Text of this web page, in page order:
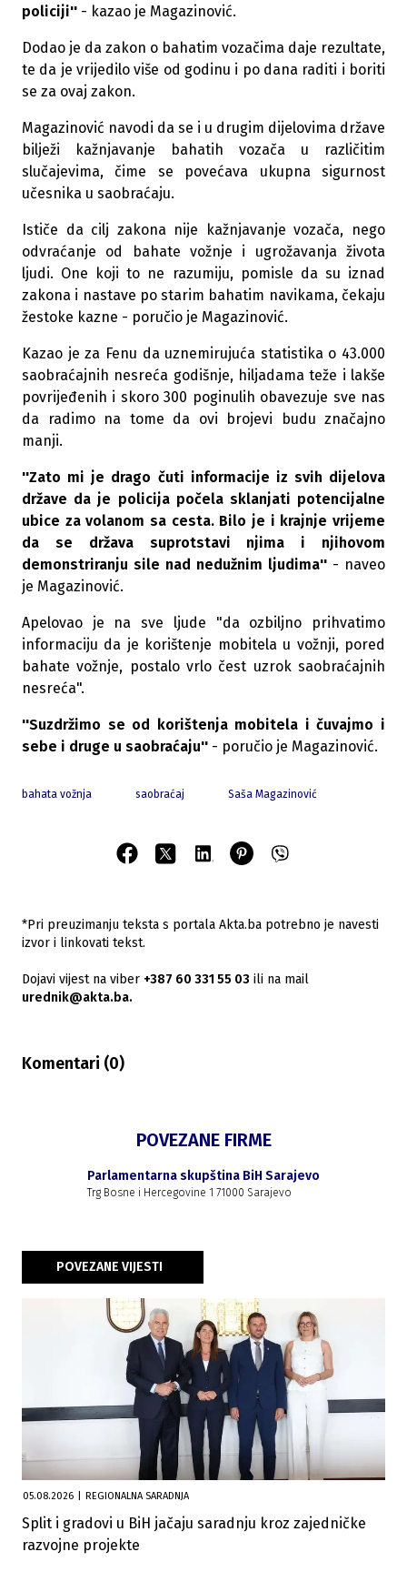
policiji'' - kazao je Magazinović.
Dodao je da zakon o bahatim vozačima daje rezultate,
te da je vrijedilo više od godinu i po dana raditi i boriti
se za ovaj zakon.
Magazinović navodi da se i u drugim dijelovima države
bilježi kažnjavanje bahatih vozača u različitim
slučajevima, čime se povećava ukupna sigurnost
učesnika u saobraćaju.
Ističe da cilj zakona nije kažnjavanje vozača, nego
odvraćanje od bahate vožnje i ugrožavanja života
ljudi. One koji to ne razumiju, pomisle da su iznad
zakona i nastave po starim bahatim navikama, čekaju
žestoke kazne - poručio je Magazinović.
Kazao je za Fenu da uznemirujuća statistika o 43.000
saobraćajnih nesreća godišnje, hiljadama teže i lakše
povrijeđenih i skoro 300 poginulih obavezuje sve nas
da radimo na tome da ovi brojevi budu značajno
manji.
''Zato mi je drago čuti informacije iz svih dijelova
države da je policija počela sklanjati potencijalne
ubice za volanom sa cesta. Bilo je i krajnje vrijeme
da se država suprotstavi njima i njihovom
demonstriranju sile nad nedužnim ljudima'' - naveo
je Magazinović.
Apelovao je na sve ljude "da ozbiljno prihvatimo
informaciju da je korištenje mobitela u vožnji, pored
bahate vožnje, postalo vrlo čest uzrok saobraćajnih
nesreća".
''Suzdržimo se od korištenja mobitela i čuvajmo i
sebe i druge u saobraćaju'' - poručio je Magazinović.
bahata vožnja saobraćaj Saša Magazinović
*Pri preuzimanju teksta s portala Akta.ba potrebno je navesti
izvor i linkovati tekst.
Dojavi vijest na viber +387 60 331 55 03 ili na mail
urednik@akta.ba.
Komentari (0)
POVEZANE FIRME
Parlamentarna skupština BiH Sarajevo
Trg Bosne i Hercegovine 1 71000 Sarajevo
POVEZANE VIJESTI
05.08.2026 REGIONALNA SARADNJA
Split i gradovi u BiH jačaju saradnju kroz zajedničke
razvojne projekte